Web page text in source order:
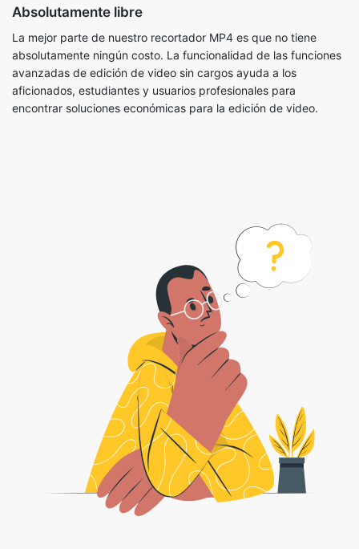
avanzadas de edición de video sin cargos ayuda a los
aficionados, estudiantes y usuarios profesionales para
encontrar soluciones económicas para la edición de video.